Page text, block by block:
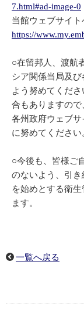
7.html#ad-image-0
当館ウェブサイト
https://
○在留邦人、渡航
シア関係当局及
よう努めてくだ
合もありますの
各州政府ウェブ
に努めてください
○今後も、皆様ご
のないよう、引
を始めとする衛
ます。
一覧へ戻る